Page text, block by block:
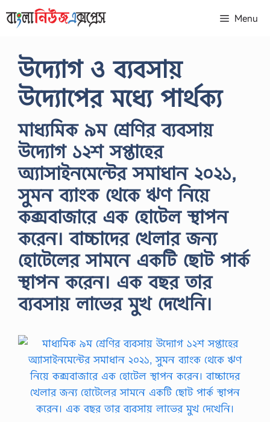
to
Menu
উদ্যোগ ও ব্যবসায়
উদ্যোপের মধ্যে পার্থক্য
মাধ্যমিক ৯ম শ্রেণির ব্যবসায়
উদ্যোগ ১২শ সপ্তাহের
অ্যাসাইনমেন্টের সমাধান ২০২১,
সুমন ব্যাংক থেকে ঋণ নিয়ে
কক্সবাজারে এক হােটেল স্থাপন
করেন। বাচ্চাদের খেলার জন্য
হােটেলের সামনে একটি ছােট পার্ক
স্থাপন করেন। এক বছর তার
ব্যবসায় লাভের মুখ দেখেনি।